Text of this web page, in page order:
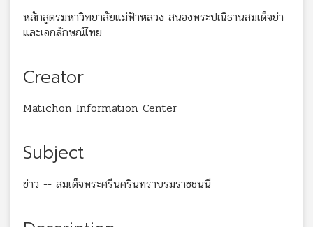
หลักสูตรมหาวิทยาลัยแม่ฟ้าหลวง สนองพระปณิธานสมเด็จย่า
และเอกลักษณ์ไทย
Creator
Matichon Information Center
Subject
ข่าว -- สมเด็จพระศรีนครินทราบรมราชชนนี